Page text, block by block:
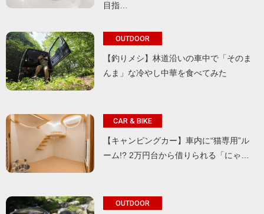
目指…
OUTDOOR
【釣りメシ】林道沿いの車中で「そのま
んま」な冷やし中華を食べてみた
CAR & BIKE
【キャンピングカー】車内に“猫専用”ル
ーム!? 2万円台から借りられる「にゃ…
OUTDOOR